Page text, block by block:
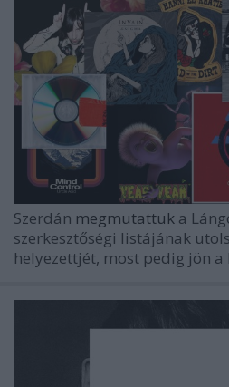
Szerdán megmutattuk a
szerkesztőségi listájának
helyezettjét, most pedig jön a